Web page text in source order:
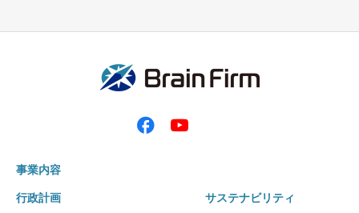
事業内容
行政計画 サステナビリティ